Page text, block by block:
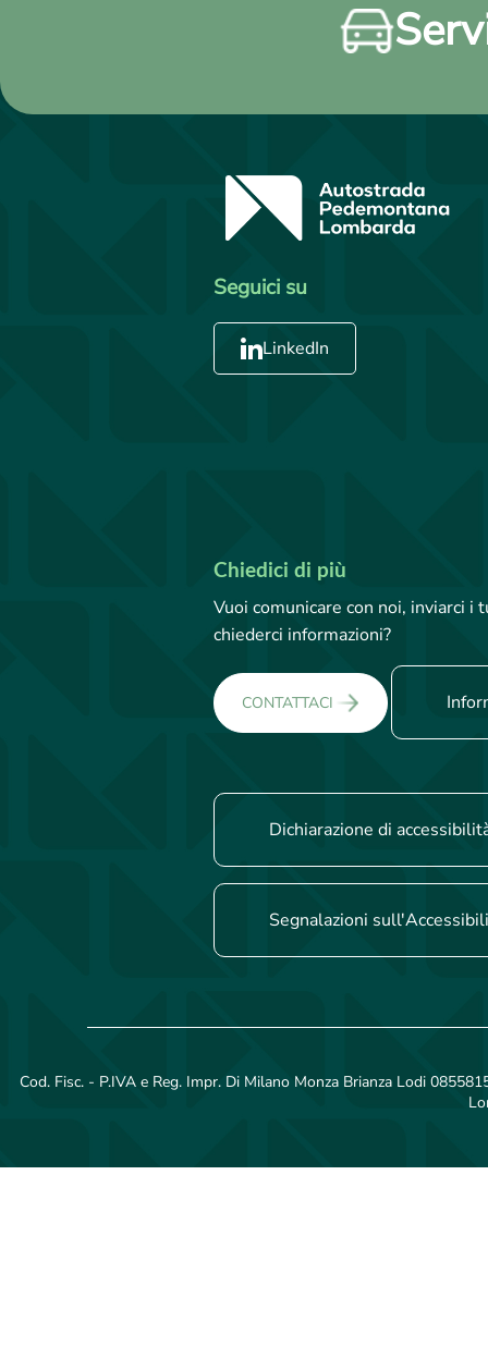
Seguici su
LinkedIn
Chiedici di più
Vuoi comunicare con noi, inviarci
chiederci informazioni?
CONTATTACI
Dichiarazione di
Segnalazioni
Cod. Fisc. - P.IVA e Reg. Impr. Di Milano Monza Brianza Lodi